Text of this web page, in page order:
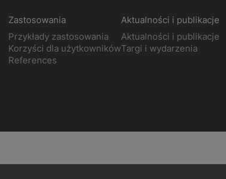
Zastosowania
Przykłady zastosowania
Korzyści dla użytkowników
References
Aktualności i publikacje
Aktualności i publikacje
Targi i wydarzenia